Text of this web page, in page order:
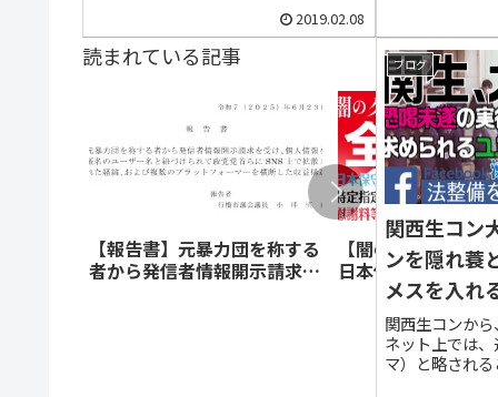
いたのだけれども、度重なる出張とか
で思うように時間がとれず。今日はゆ
っくりしながら、読書でもしようと思
2019.02.08
に名前が乗っ
でも「Iさん」
読まれている記事
【報告書】元暴力団を称する
者から発信者情報開示請求を
【闇のクマさん、
日本保守党の広報
ている者が、特定
である神戸山口組
務めていたと自称
料等１１００万円
匿名youtuberに請
ブログ
関西生コン
ンを隠れ蓑
メスを入れ
を求める人
関西生コンか
ネット上では
マ）と略され